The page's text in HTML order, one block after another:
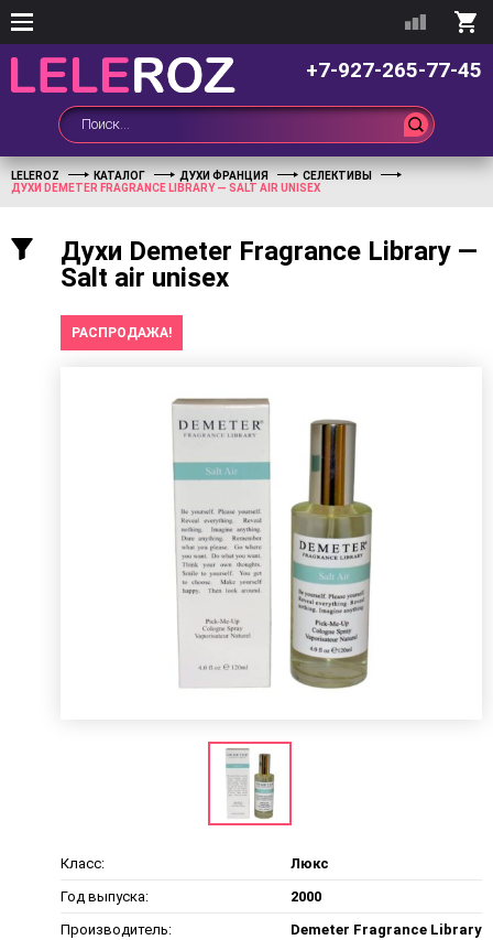
+7-927-265-77-45
LELEROZ КАТАЛОГ ДУХИ ФРАНЦИЯ
СЕЛЕКТИВЫ
ДУХИ DEMETER FRAGRANCE LIBRARY — SALT AIR UNISEX
Духи Demeter Fragrance Library —
Salt air unisex
РАСПРОДАЖА!
Класс:
Люкс
Год выпуска:
2000
Производитель:
Demeter Fragrance Library